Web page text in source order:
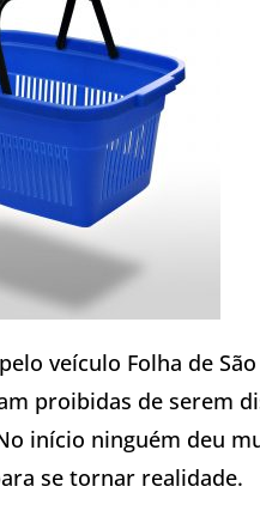
veículo Folha de
proibidas de serem
início ninguém deu
se tornar realidade.